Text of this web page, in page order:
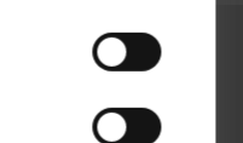
bereitgestellt
Ihrer Nutzung